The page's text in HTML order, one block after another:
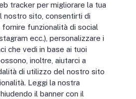
tracker per migliorare la tua
nostro sito, consentirti di
funzionalità di social
ecc.), personalizzare i
che vedi in base ai tuoi
inoltre, aiutarci a
di utilizzo del nostro sito
Leggi la nostra
il banner con il